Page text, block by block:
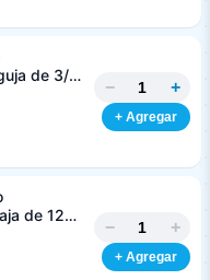
de 3/8
− +
+ Agregar
de 12
− +
+ Agregar